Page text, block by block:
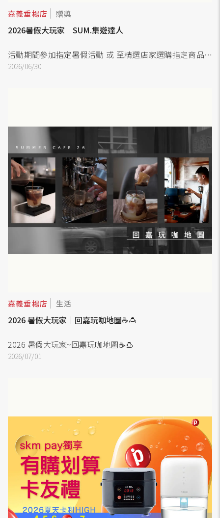
嘉義垂楊店 贈獎
2026暑假大玩家｜SUM.集遊達人
活動期間參加指定暑假活動 或 至精選店家選購指定商品即
可集章/參與暑假大玩家集章活動。
2026/06/30
嘉義垂楊店 生活
2026 暑假大玩家｜回嘉玩咖地圖☕🍮
2026 暑假大玩家~回嘉玩咖地圖☕🍮
2026/07/01